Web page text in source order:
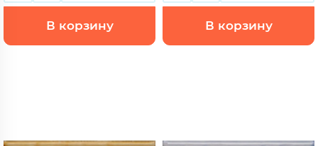
В корзину В корзину